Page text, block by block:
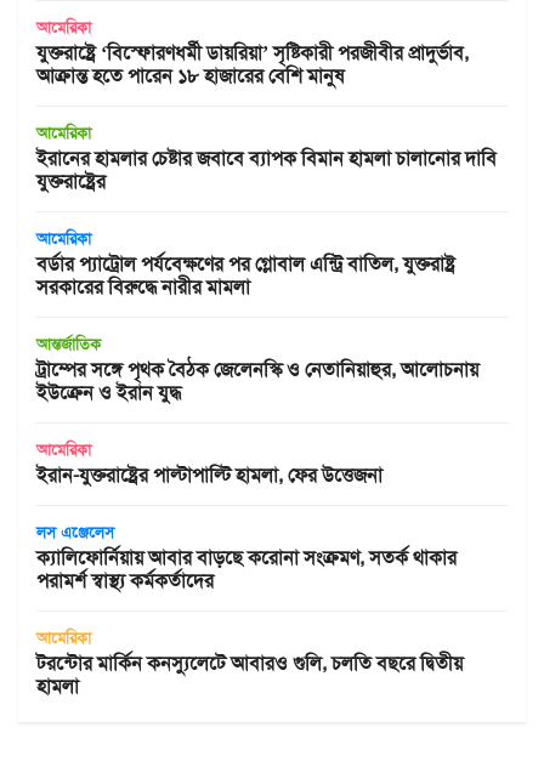
আমেরিকা
যুক্তরাষ্ট্রে ‘বিস্ফোরণধর্মী ডায়রিয়া’ সৃষ্টিকারী পরজীবীর প্রাদুর্ভাব,
আক্রান্ত হতে পারেন ১৮ হাজারের বেশি মানুষ
আমেরিকা
ইরানের হামলার চেষ্টার জবাবে ব্যাপক বিমান হামলা চালানোর দাবি
যুক্তরাষ্ট্রের
আমেরিকা
বর্ডার প্যাট্রোল পর্যবেক্ষণের পর গ্লোবাল এন্ট্রি বাতিল, যুক্তরাষ্ট্র
সরকারের বিরুদ্ধে নারীর মামলা
আন্তর্জাতিক
ট্রাম্পের সঙ্গে পৃথক বৈঠক জেলেনস্কি ও নেতানিয়াহুর, আলোচনায়
ইউক্রেন ও ইরান যুদ্ধ
আমেরিকা
ইরান-যুক্তরাষ্ট্রের পাল্টাপাল্টি হামলা, ফের উত্তেজনা
লস এঞ্জেলেস
ক্যালিফোর্নিয়ায় আবার বাড়ছে করোনা সংক্রমণ, সতর্ক থাকার
পরামর্শ স্বাস্থ্য কর্মকর্তাদের
আমেরিকা
টরন্টোর মার্কিন কনস্যুলেটে আবারও গুলি, চলতি বছরে দ্বিতীয়
হামলা